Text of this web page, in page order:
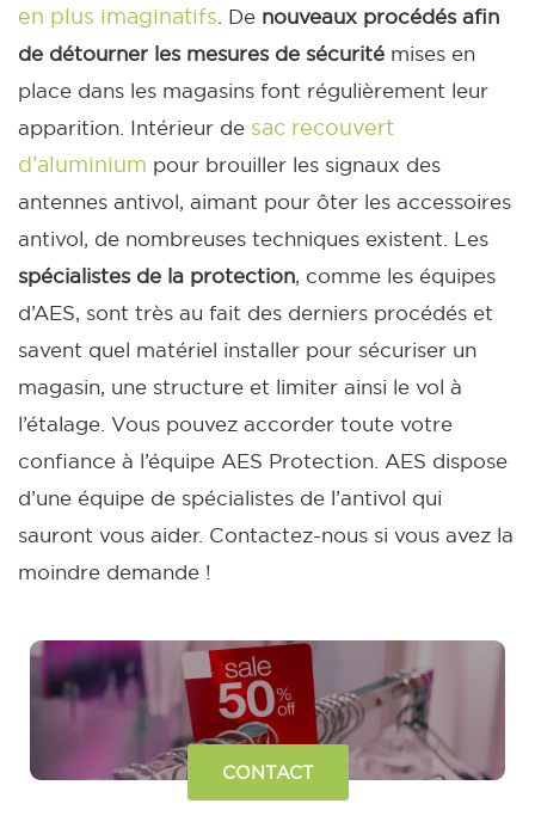
en plus imaginatifs . De nouveaux procédés afin
de détourner les mesures de sécurité mises en
place dans les magasins font régulièrement leur
apparition. Intérieur de sac recouvert
d’aluminium pour brouiller les signaux des
antennes antivol, aimant pour ôter les accessoires
antivol, de nombreuses techniques existent. Les
spécialistes de la protection, comme les équipes
d’AES, sont très au fait des derniers procédés et
savent quel matériel installer pour sécuriser un
magasin, une structure et limiter ainsi le vol à
l’étalage. Vous pouvez accorder toute votre
confiance à l’équipe AES Protection. AES dispose
d’une équipe de spécialistes de l’antivol qui
sauront vous aider. Contactez-nous si vous avez la
moindre demande !
CONTACT